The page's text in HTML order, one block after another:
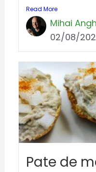
Read More
Mihai
02/08/
Pate de